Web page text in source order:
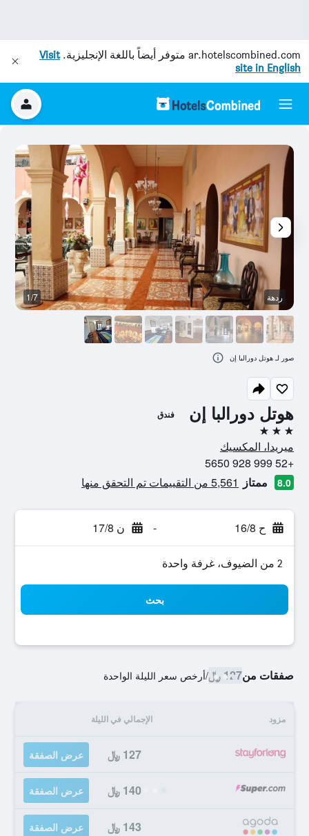
ar.hotelscombined.com متوفر أيضاً باللغة الإنجليزية.Visit
site in English
هوتل دورالبا إن فندق
3 نجوم
ميريدا، المكسيك
+52 999 928 5650
8.0 ممتاز 5,561 من التقييمات تم التحقق منها
ح 16/8 - ن 17/8
2 من الضيوف، غرفة واحدة
بحث
صفقات من127 ﷼ /أرخص سعر الليلة الواحدة
مزود الإجمالي في الليلة
127 ﷼ عرض الصفقة
140 ﷼ عرض الصفقة
143 ﷼ عرض الصفقة
ردهة 1/7
صور لـ هوتل دورالبا إن